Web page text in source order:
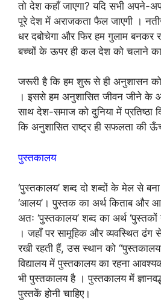
तो देश कहाँ जाएगा? यदि सभी अपने-
पूरे देश में अराजकता फैल जाएगी ।
धर दबोचेगा और फिर हम गुलाम
बच्चों के ऊपर ही कल देश को चलाने का
जरूरी है कि हम शुरू से ही अनुशासन
। इससे हम अनुशासित जीवन जीने के
साथ देश-समाज को दुनिया में
कि अनुशासित राष्ट्र ही सफलता की
पुस्तकालय
‘पुस्तकालय’ शब्द दो शब्दों के मेल से
‘आलय’। पुस्तक का अर्थ किताब और
अतः ‘पुस्तकालय’ शब्द का अर्थ ‘पुस्तकों
। जहाँ पर सामूहिक और व्यवस्थित
रखी रहती हैं, उस स्थान को
विद्यालय में पुस्तकालय का रहना
भी पुस्तकालय है । पुस्तकालय में
पुस्तकें होनी चाहिए।